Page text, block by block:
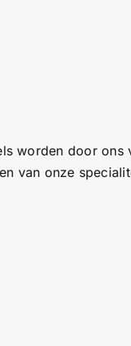
worden door ons
van onze